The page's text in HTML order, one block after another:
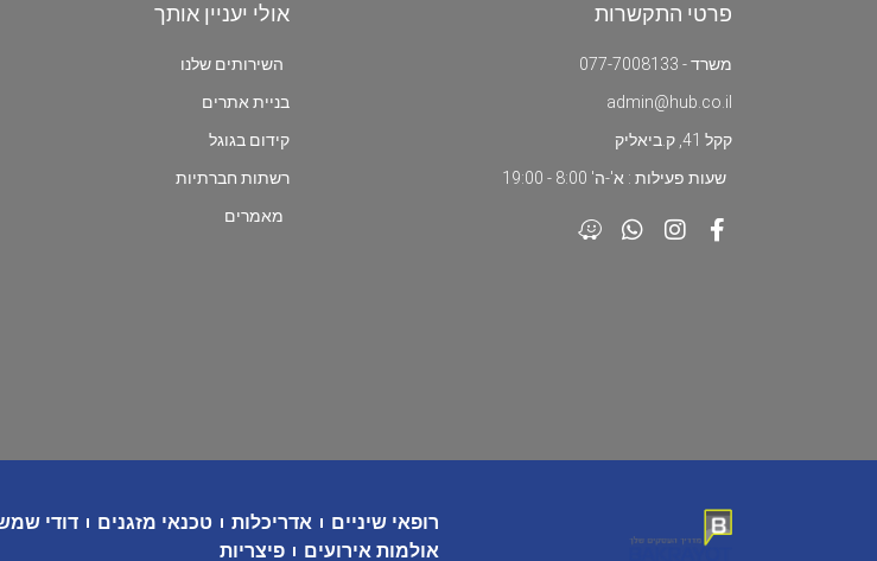
פרטי התקשרות
משרד - 077-7008133
admin@hub.co.il
קקל 41, ק.ביאליק
שעות פעילות : א'-ה' 8:00 - 19:00
אולי יעניין אותך
השירותים שלנו
בניית אתרים
קידום בגוגל
רשתות חברתיות
מאמרים
רופאי שיניים אדריכלות טכנאי מזגנים דודי
אולמות אירועים
פיצריות